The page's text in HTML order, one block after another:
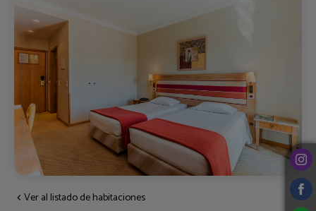
Ver al listado de habitaciones